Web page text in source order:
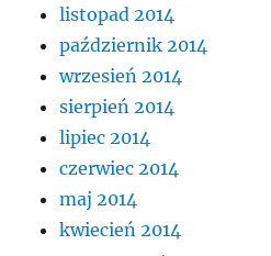
listopad 2014
październik 2014
wrzesień 2014
sierpień 2014
lipiec 2014
czerwiec 2014
maj 2014
kwiecień 2014